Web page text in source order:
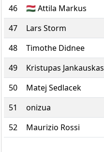
46
🇭🇺 Attila Markus
47
Lars Storm
48
Timothe Didnee
49
Kristupas Jankauskas
50
Matej Sedlacek
51
onizua
52
Maurizio Rossi